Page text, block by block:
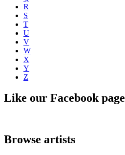
R
S
T
U
V
W
X
Y
Z
Like our Facebook page
Browse artists